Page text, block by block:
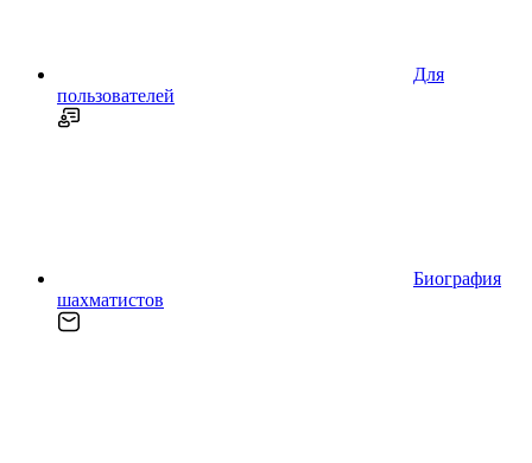
Для
пользователей
Биография
шахматистов